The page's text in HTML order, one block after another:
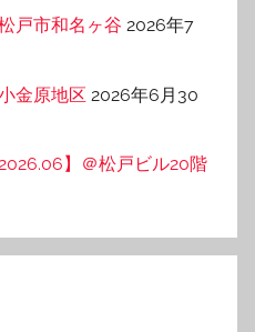
戸市和名ヶ谷 2026年7
金原地区 2026年6月30
】＠松戸ビル20階